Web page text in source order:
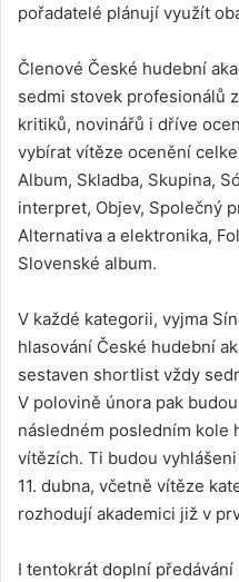
pořadatelé plánují využít
Členové České hudební
sedmi stovek profesionálů
kritiků, novinářů i dříve
vybírat vítěze ocenění
Album, Skladba, Skupina,
interpret, Objev, Společný
Alternativa a elektronika,
Slovenské album.
V každé kategorii, vyjma
hlasování České hudební
sestaven shortlist vždy
V polovině února pak
následném posledním kole
vítězích. Ti budou
11. dubna, včetně vítěze
rozhodují akademici již v
I tentokrát doplní